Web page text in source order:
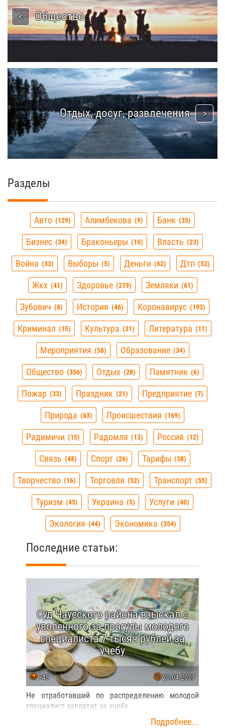
Общество
Отдых, досуг, развлечения
Разделы
Авто 129 Алимбекова 9 Банк 35
Бизнес 34 Браконьеры 10 Власть 23
Война 33 Выборы 5 Деньги 62 Дтп 52
Жкх 41 Здоровье 219 Земляки 61
Зубович 8 История 46 Коронавирус 193
Криминал 15 Культура 31 Литература 11
Мероприятия 58 Образование 34
Общество 356 Отдых 28 Памятник 6
Пожар 33 Праздник 21 Предприятие 7
Природа 63 Происшествия 169
Радимичи 15 Радомля 13 Россия 12
Связь 48 Спорт 26 Тарифы 38
Творчество 16 Торговля 52 Транспорт 55
Туризм 45 Украина 5 Услуги 40
Экология 44 Экономика 354
Последние статьи:
Суд Чаусского района взыскал с
уволенного за прогулы молодого
специалиста 7 тысяч рублей за
учебу
748 20.04.2023
Не отработавший по распределению молодой
специалист заплатит за учебу.
Подробнее...